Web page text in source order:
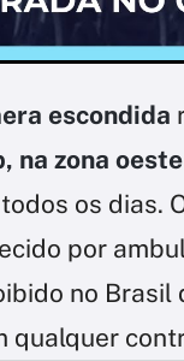
escondida
na zona
os dias.
por
no Brasil
qualquer